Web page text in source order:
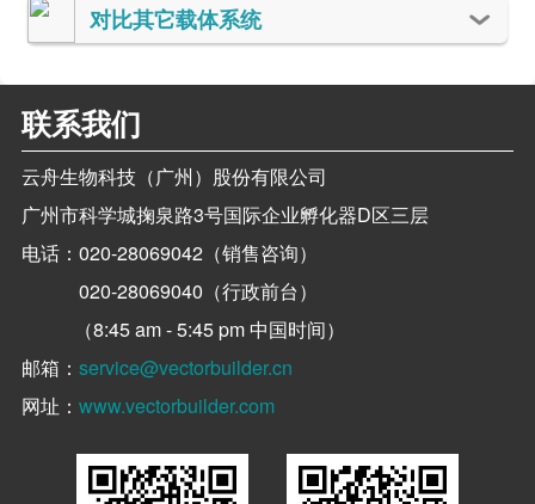
对比其它载体系统
联系我们
云舟生物科技（广州）股份有限公司
广州市科学城掬泉路3号国际企业孵化器D区三层
电话：020-28069042（销售咨询）
020-28069040（行政前台）
（8:45 am - 5:45 pm 中国时间）
邮箱：service@vectorbuilder.cn
网址：www.vectorbuilder.com